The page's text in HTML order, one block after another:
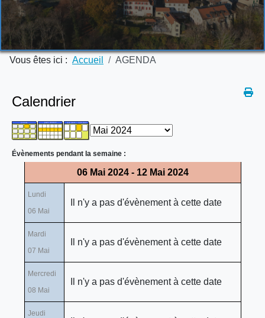
Vous êtes ici : Accueil AGENDA
Calendrier
Évènements pendant la semaine :
06 Mai 2024 - 12 Mai 2024
Lundi
06 Mai
Il n'y a pas d'évènement à cette date
Mardi
07 Mai
Il n'y a pas d'évènement à cette date
Mercredi
08 Mai
Il n'y a pas d'évènement à cette date
Jeudi